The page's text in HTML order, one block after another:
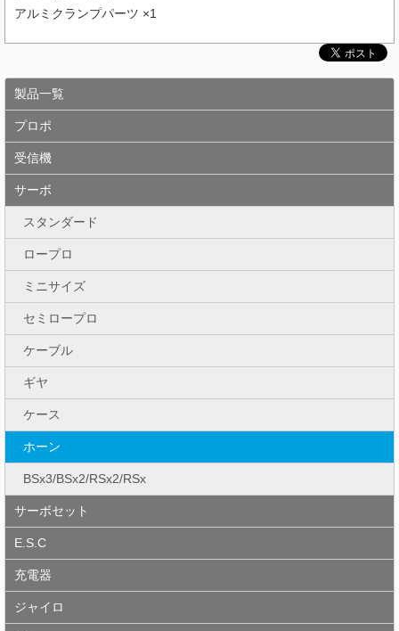
アルミクランプパーツ ×1
製品一覧
プロポ
受信機
サーボ
スタンダード
ロープロ
ミニサイズ
セミロープロ
ケーブル
ギヤ
ケース
ホーン
BSx3/BSx2/RSx2/RSx
サーボセット
E.S.C
充電器
ジャイロ